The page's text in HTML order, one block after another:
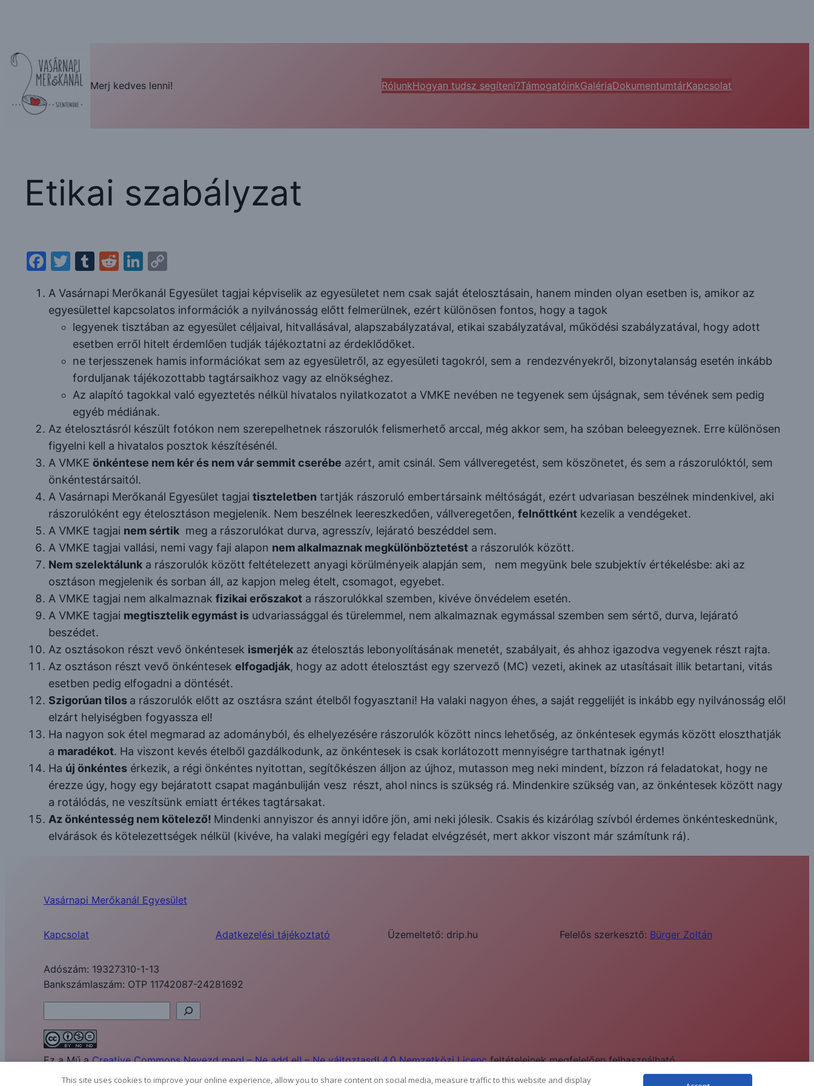
Merj kedves lenni! RólunkHogyan tudsz segíteni?TámogatóinkGalériaDokumentumtárKapcsolat
Etikai szabályzat
Facebook
Twitter
Tumblr
RedditLinkedIn
A Vasárnapi Merőkanál Egyesület tagjai képviselik az egyesületet nem csak saját ételosztásain, hanem minden olyan esetben is, amikor az
egyesülettel kapcsolatos információk a nyilvánosság előtt felmerülnek, ezért különösen fontos, hogy a tagok
legyenek tisztában az egyesület céljaival, hitvallásával, alapszabályzatával, etikai szabályzatával, működési szabályzatával, hogy adott
esetben erről hitelt érdemlően tudják tájékoztatni az érdeklődőket.
ne terjesszenek hamis információkat sem az egyesületről, az egyesületi tagokról, sem a rendezvényekről, bizonytalanság esetén inkább
forduljanak tájékozottabb tagtársaikhoz vagy az elnökséghez.
Az alapító tagokkal való egyeztetés nélkül hivatalos nyilatkozatot a VMKE nevében ne tegyenek sem újságnak, sem tévének sem pedig
egyéb médiának.
Az ételosztásról készült fotókon nem szerepelhetnek rászorulók felismerhető arccal, még akkor sem, ha szóban beleegyeznek. Erre különösen
figyelni kell a hivatalos posztok készítésénél.
A VMKE önkéntese nem kér és nem vár semmit cserébe azért, amit csinál. Sem vállveregetést, sem köszönetet, és sem a rászorulóktól, sem
önkéntestársaitól.
A Vasárnapi Merőkanál Egyesület tagjai tiszteletben tartják rászoruló embertársaink méltóságát, ezért udvariasan beszélnek mindenkivel, aki
rászorulóként egy ételosztáson megjelenik. Nem beszélnek leereszkedően, vállveregetően, felnőttként kezelik a vendégeket.
A VMKE tagjai nem sértik meg a rászorulókat durva, agresszív, lejárató beszéddel sem.
A VMKE tagjai vallási, nemi vagy faji alapon nem alkalmaznak megkülönböztetést a rászorulók között.
Nem szelektálunk a rászorulók között feltételezett anyagi körülményeik alapján sem, nem megyünk bele szubjektív értékelésbe: aki az
osztáson megjelenik és sorban áll, az kapjon meleg ételt, csomagot, egyebet.
A VMKE tagjai nem alkalmaznak fizikai erőszakot a rászorulókkal szemben, kivéve önvédelem esetén.
A VMKE tagjai megtisztelik egymást is udvariassággal és türelemmel, nem alkalmaznak egymással szemben sem sértő, durva, lejárató
beszédet.
Az osztásokon részt vevő önkéntesek ismerjék az ételosztás lebonyolításának menetét, szabályait, és ahhoz igazodva vegyenek részt rajta.
Az osztáson részt vevő önkéntesek elfogadják, hogy az adott ételosztást egy szervező (MC) vezeti, akinek az utasításait illik betartani, vitás
esetben pedig elfogadni a döntését.
Szigorúan tilos a rászorulók előtt az osztásra szánt ételből fogyasztani! Ha valaki nagyon éhes, a saját reggelijét is inkább egy nyilvánosság elől
elzárt helyiségben fogyassza el!
Ha nagyon sok étel megmarad az adományból, és elhelyezésére rászorulók között nincs lehetőség, az önkéntesek egymás között eloszthatják
a maradékot. Ha viszont kevés ételből gazdálkodunk, az önkéntesek is csak korlátozott mennyiségre tarthatnak igényt!
Ha új önkéntes érkezik, a régi önkéntes nyitottan, segítőkészen álljon az újhoz, mutasson meg neki mindent, bízzon rá feladatokat, hogy ne
érezze úgy, hogy egy bejáratott csapat magánbuliján vesz részt, ahol nincs is szükség rá. Mindenkire szükség van, az önkéntesek között nagy
a rotálódás, ne veszítsünk emiatt értékes tagtársakat.
Az önkéntesség nem kötelező! Mindenki annyiszor és annyi időre jön, ami neki jólesik. Csakis és kizárólag szívból érdemes önkénteskednünk,
elvárások és kötelezettségek nélkül (kivéve, ha valaki megígéri egy feladat elvégzését, mert akkor viszont már számítunk rá).
Vasárnapi Merőkanál Egyesület
Kapcsolat Adatkezelési tájékoztató Üzemeltető: drip.hu Felelős szerkesztő: Bürger Zoltán
Adószám: 19327310-1-13
Bankszámlaszám: OTP 11742087-24281692
Ez a Mű aCreative Commons Nevezd meg! – Ne add el! – Ne változtasd! 4.0 Nemzetközi Licencfeltételeinek megfelelően felhasználható.
This site uses cookies to improve your online experience, allow you to share content on social media, measure traffic to this website and display